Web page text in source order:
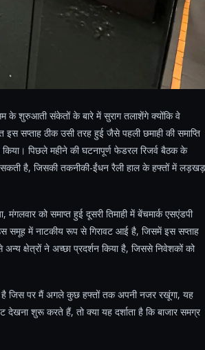
के शुरुआती संकेतों के बारे में सुराग तलाशेंगे क्योंकि वे
सप्ताह ठीक उसी तरह हुई जैसे पहली छमाही की समाप्ति
किया। पिछले महीने की घटनापूर्ण फेडरल रिजर्व बैठक के
है, जिसकी तकनीकी-ईंधन रैली हाल के हफ्तों में
को समाप्त हुई दूसरी तिमाही में बेंचमार्क एसएंडपी
समूह में नाटकीय रूप से गिरावट आई है, जिसमें इस सप्ताह
क्षेत्रों ने अच्छा प्रदर्शन किया है, जिससे निवेशकों को
है जिस पर मैं अगले कुछ हफ्तों तक अपनी नजर रखूंगा, यह
देखना शुरू करते हैं, तो क्या यह दर्शाता है कि बाजार समग्र